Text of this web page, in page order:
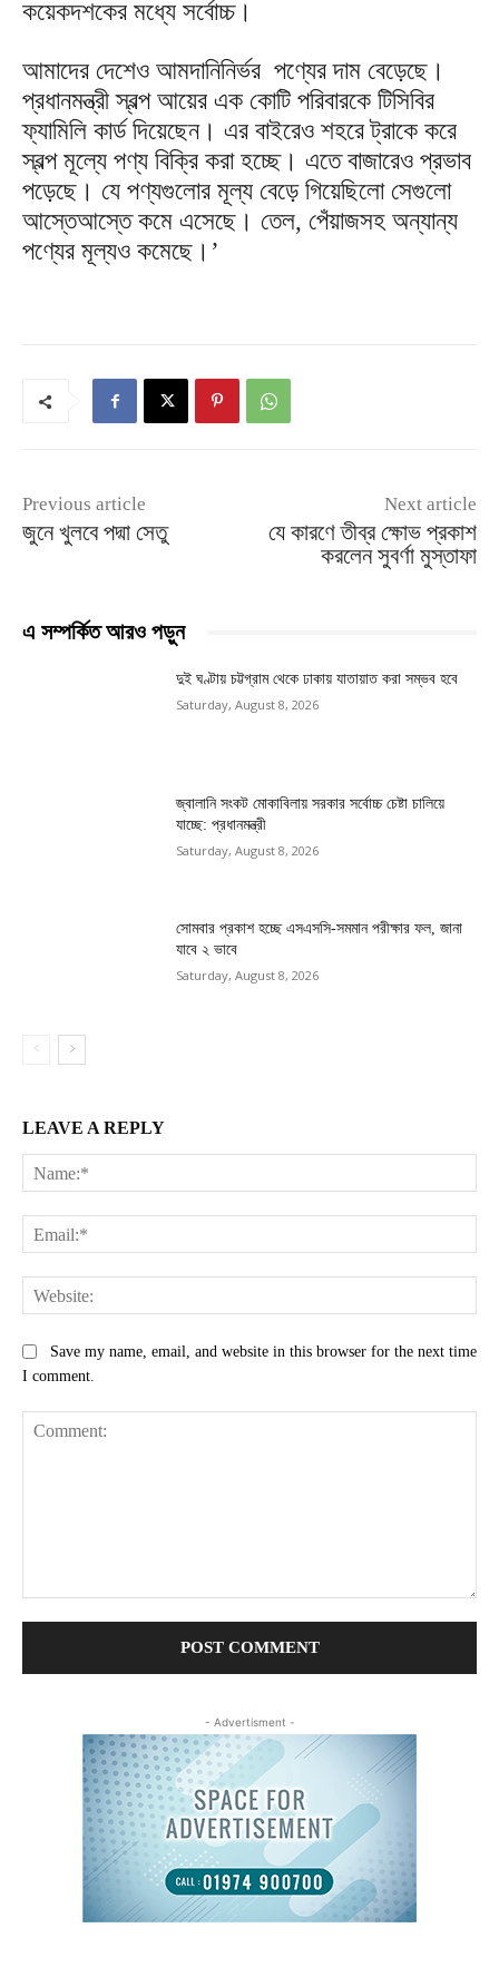
কয়েকদশকের মধ্যে সর্বোচ্চ।
আমাদের দেশেও আমদানিনির্ভর পণ্যের দাম বেড়েছে।
প্রধানমন্ত্রী স্বল্প আয়ের এক কোটি পরিবারকে টিসিবির
ফ্যামিলি কার্ড দিয়েছেন। এর বাইরেও শহরে ট্রাকে করে
স্বল্প মূল্যে পণ্য বিক্রি করা হচ্ছে। এতে বাজারেও প্রভাব
পড়েছে। যে পণ্যগুলোর মূল্য বেড়ে গিয়েছিলো সেগুলো
আস্তেআস্তে কমে এসেছে। তেল, পেঁয়াজসহ অন্যান্য
পণ্যের মূল্যও কমেছে।’
Previous article
জুনে খুলবে পদ্মা সেতু
Next article
যে কারণে তীব্র ক্ষোভ প্রকাশ
করলেন সুবর্ণা মুস্তাফা
এ সম্পর্কিত আরও পড়ুন
দুই ঘণ্টায় চট্টগ্রাম থেকে ঢাকায় যাতায়াত করা সম্ভব হবে
Saturday, August 8, 2026
জ্বালানি সংকট মোকাবিলায় সরকার সর্বোচ্চ চেষ্টা চালিয়ে
যাচ্ছে: প্রধানমন্ত্রী
Saturday, August 8, 2026
সোমবার প্রকাশ হচ্ছে এসএসসি-সমমান পরীক্ষার ফল, জানা
যাবে ২ ভাবে
Saturday, August 8, 2026
LEAVE A REPLY
Save my name, email, and website in this browser for the next time
I comment.
- Advertisment -